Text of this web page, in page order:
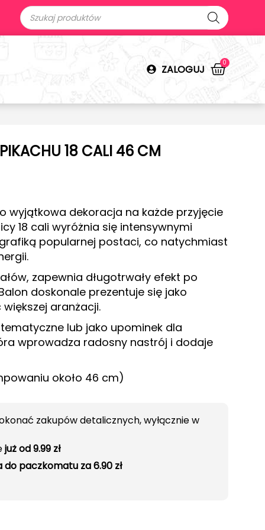
ZALOGUJ
0
18 CALI 46 CM
wyjątkowa dekoracja na każde przyjęcie
18 cali wyróżnia się intensywnymi
popularnej postaci, co natychmiast
zapewnia długotrwały efekt po
doskonale prezentuje się jako
aranżacji.
lub jako upominek dla
wprowadza radosny nastrój i dodaje
około 46 cm)
zakupów detalicznych, wyłącznie w
już od 9.99 zł
paczkomatu za 6.90 zł